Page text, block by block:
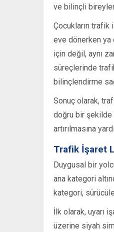
ve bilinçli
Çocukların trafik
eve dönerken ya
için değil, aynı
süreçlerinde
bilinçlendirme
Sonuç olarak,
doğru bir şekilde
artırılmasına
Trafik İşaret
Duygusal bir
ana kategori
kategori,
İlk olarak, uyarı
üzerine siyah